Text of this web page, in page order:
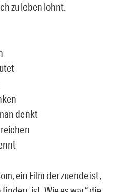
zu leben lohnt.
denkt
ein Film der zuende ist,